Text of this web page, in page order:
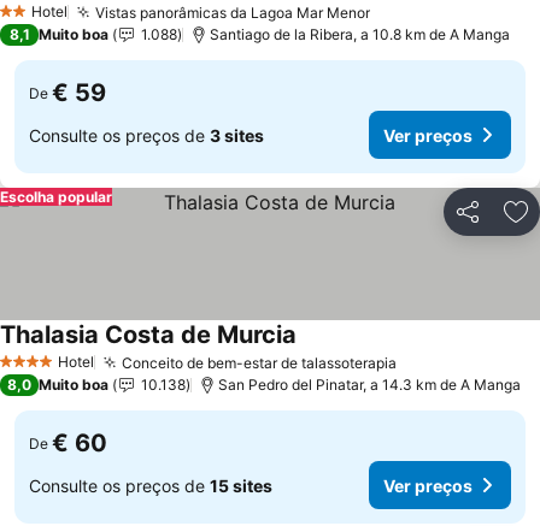
2 Estrelas
Hotel Vistas panorâmicas da Lagoa Mar Menor
8,1 Muito boa 1.088 Santiago de la Ribera, a 10.8 km de A Manga
De € 59
Consulte os preços de 3 sites Ver preços
Partilhar
Escolha popular
4 EstrelasHotel Conceito de bem-estar de talassoterapia
Thalasia Costa de Murcia
8,0 Muito boa 10.138 San Pedro del Pinatar, a 14.3 km de A Manga
De € 60
Consulte os preços de 15 sites Ver preços